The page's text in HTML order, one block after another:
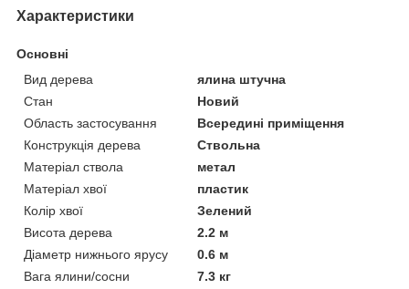
Характеристики
Основні
Вид дерева
ялина штучна
Стан
Новий
Область застосування
Всередині приміщення
Конструкція дерева
Ствольна
Матеріал ствола
метал
Матеріал хвої
пластик
Колір хвої
Зелений
Висота дерева
2.2 м
Діаметр нижнього ярусу
0.6 м
Вага ялини/сосни
7.3 кг